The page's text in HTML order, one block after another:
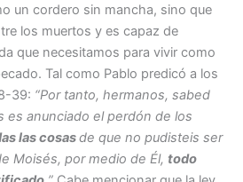
un cordero sin mancha, sino que
los muertos y es capaz de
que necesitamos para vivir como
Tal como Pablo predicó a los
39: “Por tanto, hermanos, sabed
es anunciado el perdón de los
las cosasde que no pudisteis ser
Moisés, por medio de Él, todo